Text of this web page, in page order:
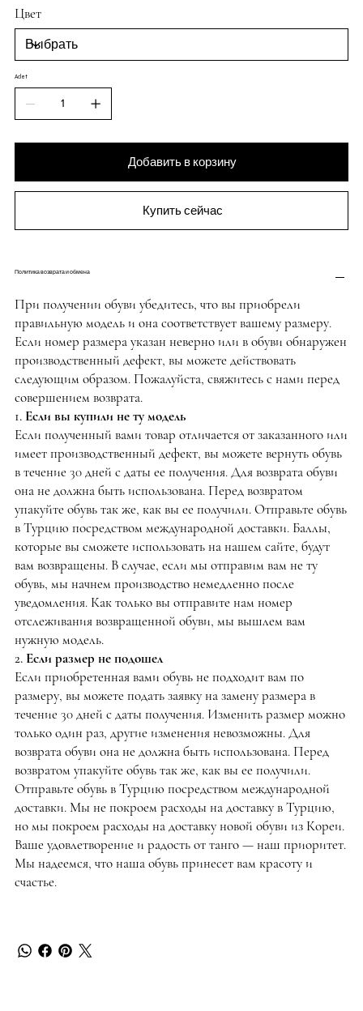
Цвет
Adet
Добавить в корзину
Купить сейчас
Политика возврата и обмена
При получении обуви убедитесь, что вы приобрели
правильную модель и она соответствует вашему размеру.
Если номер размера указан неверно или в обуви обнаружен
производственный дефект, вы можете действовать
следующим образом. Пожалуйста, свяжитесь с нами перед
совершением возврата.
1. Если вы купили не ту модель
Если полученный вами товар отличается от заказанного или
имеет производственный дефект, вы можете вернуть обувь
в течение 30 дней с даты ее получения. Для возврата обуви
она не должна быть использована. Перед возвратом
упакуйте обувь так же, как вы ее получили. Отправьте обувь
в Турцию посредством международной доставки. Баллы,
которые вы сможете использовать на нашем сайте, будут
вам возвращены. В случае, если мы отправим вам не ту
обувь, мы начнем производство немедленно после
уведомления. Как только вы отправите нам номер
отслеживания возвращенной обуви, мы вышлем вам
нужную модель.
2. Если размер не подошел
Если приобретенная вами обувь не подходит вам по
размеру, вы можете подать заявку на замену размера в
течение 30 дней с даты получения. Изменить размер можно
только один раз, другие изменения невозможны. Для
возврата обуви она не должна быть использована. Перед
возвратом упакуйте обувь так же, как вы ее получили.
Отправьте обувь в Турцию посредством международной
доставки. Мы не покроем расходы на доставку в Турцию,
но мы покроем расходы на доставку новой обуви из Кореи.
Ваше удовлетворение и радость от танго — наш приоритет.
Мы надеемся, что наша обувь принесет вам красоту и
счастье.